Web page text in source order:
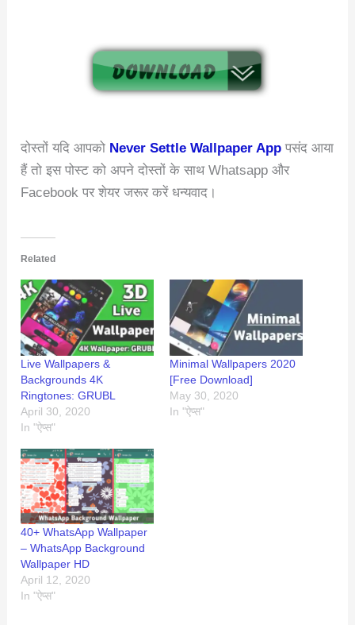
दोस्तों यदि आपको Never Settle Wallpaper App पसंद आया
हैं तो इस पोस्ट को अपने दोस्तों के साथ Whatsapp और
Facebook पर शेयर जरूर करें धन्यवाद।
Related
Live Wallpapers &
Backgrounds 4K
Ringtones: GRUBL
April 30, 2020
In "ऐप्स"
Minimal Wallpapers 2020
[Free Download]
May 30, 2020
In "ऐप्स"
40+ WhatsApp Wallpaper
– WhatsApp Background
Wallpaper HD
April 12, 2020
In "ऐप्स"